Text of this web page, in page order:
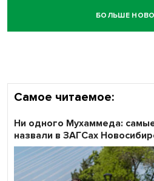
Кибертанки пошли в бой:
БОЛЬШЕ
Самое читаемое:
Ни одного Мухаммеда:
назвали в ЗАГСах